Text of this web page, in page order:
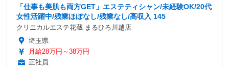
「仕事も美肌も両方GET」エステティシャン/未経験OK/20代
女性活躍中/残業ほぼなし/残業なし/高収入 145
クリニカルエステ花蔵 まるひろ川越店
埼玉県
月給28万円～38万円
正社員